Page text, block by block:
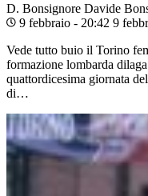
D. Bonsignore Davide
9 febbraio - 20:42 9
Vede tutto buio il Torino
formazione lombarda
quattordicesima giornata
di…